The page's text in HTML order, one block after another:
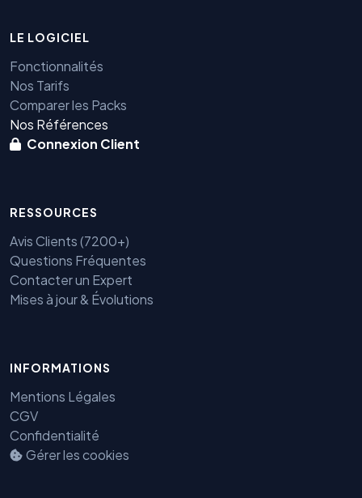
LE LOGICIEL
Fonctionnalités
Nos Tarifs
Comparer les Packs
Nos Références
Connexion Client
RESSOURCES
Avis Clients (7200+)
Questions Fréquentes
Contacter un Expert
Mises à jour & Évolutions
INFORMATIONS
Mentions Légales
CGV
Confidentialité
Gérer les cookies